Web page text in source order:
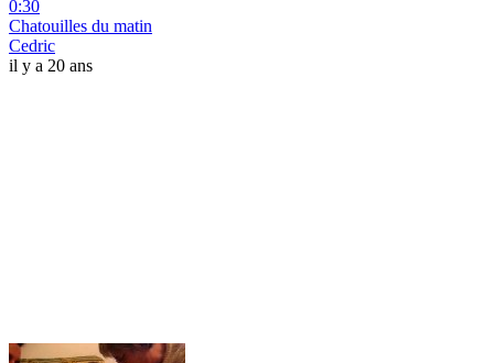
0:30
Chatouilles du matin
Cedric
il y a 20 ans